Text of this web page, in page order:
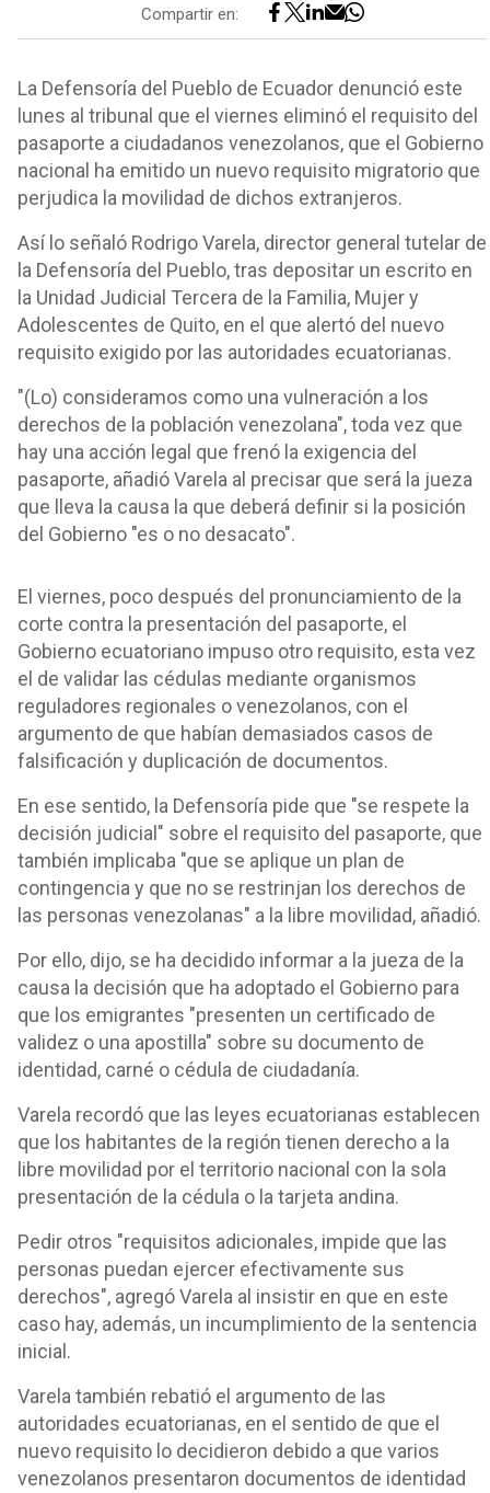
Compartir en:
La Defensoría del Pueblo de Ecuador denunció este
lunes al tribunal que el viernes eliminó el requisito del
pasaporte a ciudadanos venezolanos, que el Gobierno
nacional ha emitido un nuevo requisito migratorio que
perjudica la movilidad de dichos extranjeros.
Así lo señaló Rodrigo Varela, director general tutelar de
la Defensoría del Pueblo, tras depositar un escrito en
la Unidad Judicial Tercera de la Familia, Mujer y
Adolescentes de Quito, en el que alertó del nuevo
requisito exigido por las autoridades ecuatorianas.
"(Lo) consideramos como una vulneración a los
derechos de la población venezolana", toda vez que
hay una acción legal que frenó la exigencia del
pasaporte, añadió Varela al precisar que será la jueza
que lleva la causa la que deberá definir si la posición
del Gobierno "es o no desacato".
El viernes, poco después del pronunciamiento de la
corte contra la presentación del pasaporte, el
Gobierno ecuatoriano impuso otro requisito, esta vez
el de validar las cédulas mediante organismos
reguladores regionales o venezolanos, con el
argumento de que habían demasiados casos de
falsificación y duplicación de documentos.
En ese sentido, la Defensoría pide que "se respete la
decisión judicial" sobre el requisito del pasaporte, que
también implicaba "que se aplique un plan de
contingencia y que no se restrinjan los derechos de
las personas venezolanas" a la libre movilidad, añadió.
Por ello, dijo, se ha decidido informar a la jueza de la
causa la decisión que ha adoptado el Gobierno para
que los emigrantes "presenten un certificado de
validez o una apostilla" sobre su documento de
identidad, carné o cédula de ciudadanía.
Varela recordó que las leyes ecuatorianas establecen
que los habitantes de la región tienen derecho a la
libre movilidad por el territorio nacional con la sola
presentación de la cédula o la tarjeta andina.
Pedir otros "requisitos adicionales, impide que las
personas puedan ejercer efectivamente sus
derechos", agregó Varela al insistir en que en este
caso hay, además, un incumplimiento de la sentencia
inicial.
Varela también rebatió el argumento de las
autoridades ecuatorianas, en el sentido de que el
nuevo requisito lo decidieron debido a que varios
venezolanos presentaron documentos de identidad